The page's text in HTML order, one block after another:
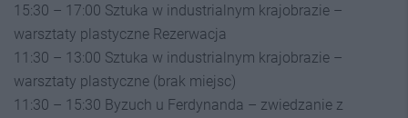
15:30 – 17:00 Sztuka w industrialnym krajobrazie –
warsztaty plastyczne Rezerwacja
11:30 – 13:00 Sztuka w industrialnym krajobrazie –
warsztaty plastyczne (brak miejsc)
11:30 – 15:30 Byzuch u Ferdynanda – zwiedzanie z